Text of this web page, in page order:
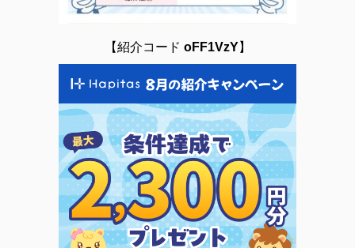
【紹介コード oFF1VzY】